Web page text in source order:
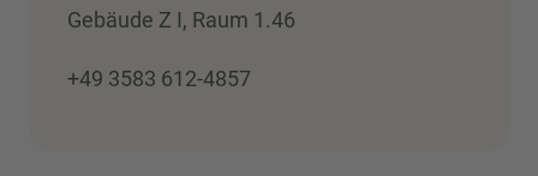
Gebäude Z I, Raum 1.46
+49 3583 612-4857